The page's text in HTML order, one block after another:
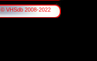
© VHSdb 2008-2022